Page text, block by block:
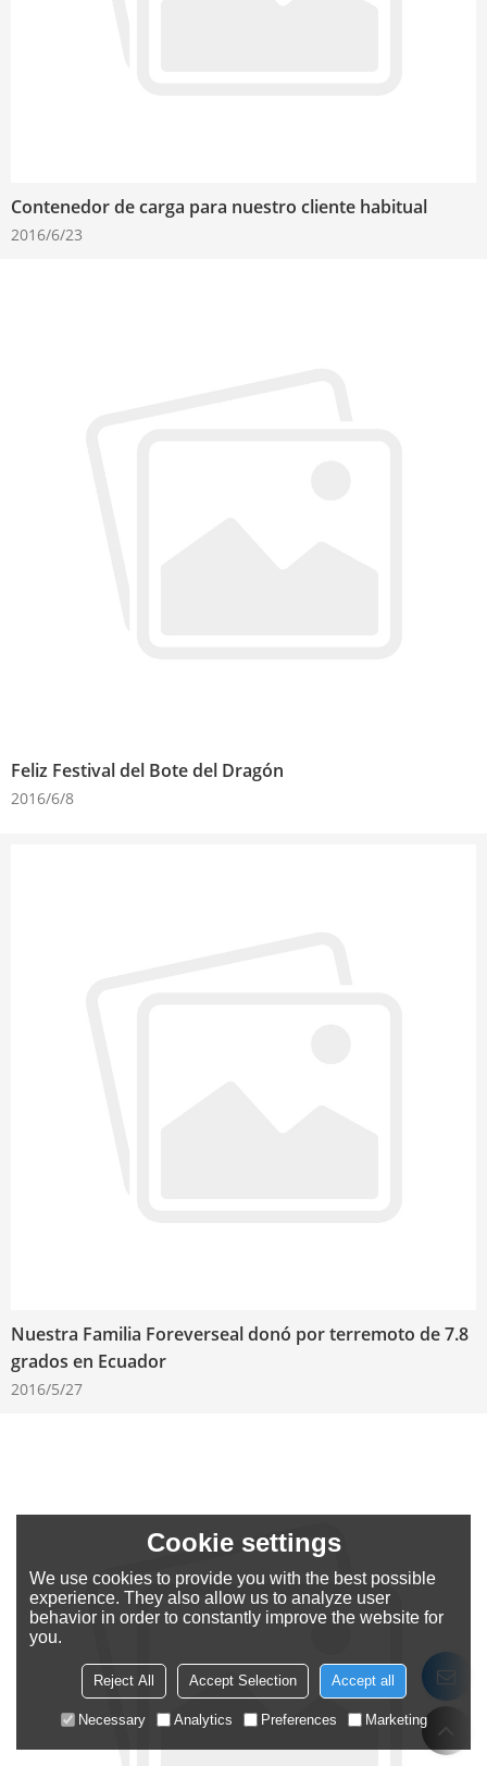
Contenedor de carga para nuestro cliente habitual
2016/6/23
Feliz Festival del Bote del Dragón
2016/6/8
Nuestra Familia Foreverseal donó por terremoto de 7.8
grados en Ecuador
2016/5/27
Cookie settings
We use cookies to provide you with the best possible
experience. They also allow us to analyze user
behavior in order to constantly improve the website for
you.
Reject All Accept Selection Accept all
Necessary Analytics Preferences Marketing